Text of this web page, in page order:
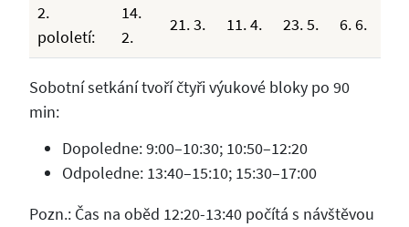
2.
pololetí:
14.
2.
21. 3. 11. 4. 23. 5. 6. 6.
Sobotní setkání tvoří čtyři výukové bloky po 90
min:
Dopoledne: 9:00–10:30; 10:50–12:20
Odpoledne: 13:40–15:10; 15:30–17:00
Pozn.: Čas na oběd 12:20-13:40 počítá s návštěvou